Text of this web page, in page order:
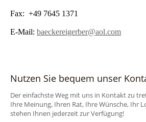
Fax: +49 7645 1371
E-Mail: baeckereigerber@aol.com
Nutzen Sie bequem unser
Der einfachste Weg mit uns in Kontakt zu
Ihre Meinung, Ihren Rat, Ihre Wünsche, Ihr
stehen Ihnen jederzeit zur Verfügung!